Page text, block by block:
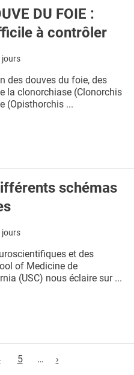
DU FOIE :
à contrôler
jours
des douves du foie, des
la clonorchiase (Clonorchis
(Opisthorchis ...
schémas
jours
et des
of Medicine de
(USC) nous éclaire sur ...
5 … ›